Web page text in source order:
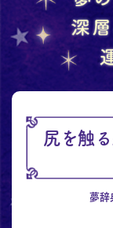
尻を触
夢辞